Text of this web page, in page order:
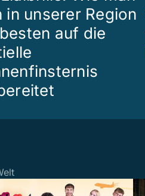
in unserer Region
auf die